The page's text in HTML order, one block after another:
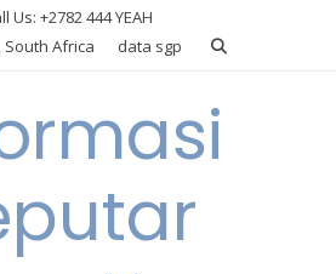
Us: +2782 444 YEAH
South Africa
data sgp